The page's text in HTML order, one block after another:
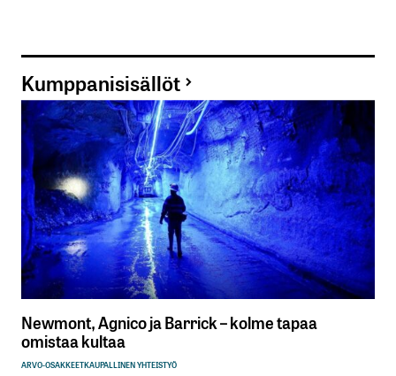
Kumppanisisällöt
Newmont, Agnico ja Barrick – kolme tapaa
omistaa kultaa
ARVO-OSAKKEETKAUPALLINEN YHTEISTYÖ